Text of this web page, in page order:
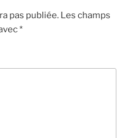
pas publiée. Les champs
*